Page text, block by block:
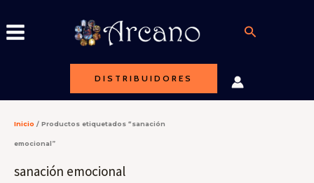
al
Buscar
DISTRIBUIDORES
Inicio / Productos etiquetados “sanación
emocional”
sanación emocional